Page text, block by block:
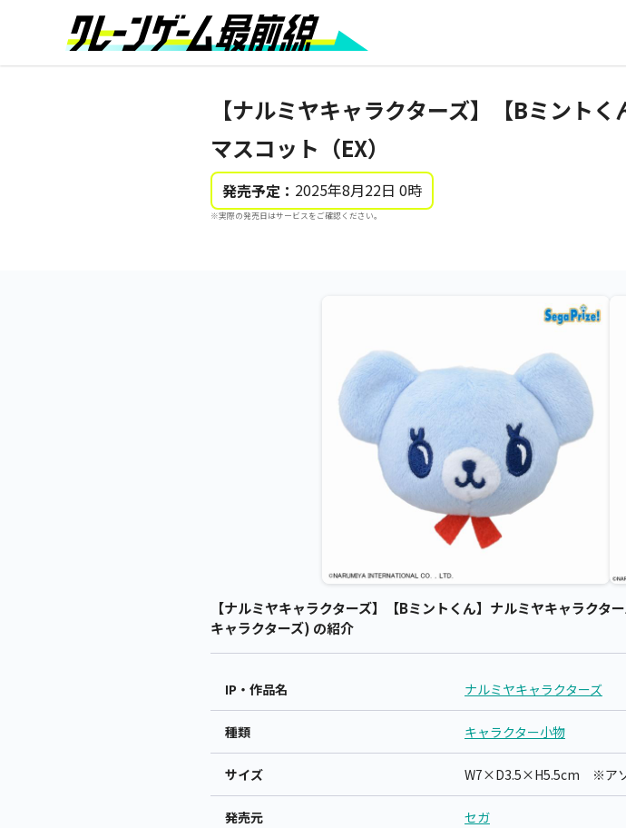
【ナルミヤキャラクターズ】【Bミント
マスコット（EX）
発売予定： 2025年8月22日 0時
※実際の発売日はサービスをご確認ください。
【ナルミヤキャラクターズ】【Bミントくん】ナルミヤキャラク
キャラクターズ) の紹介
IP・作品名 ナルミヤキャラクターズ
種類 キャラクター小物
サイズ W7×D3.5×H5.5cm ※アソ
発売元 セガ